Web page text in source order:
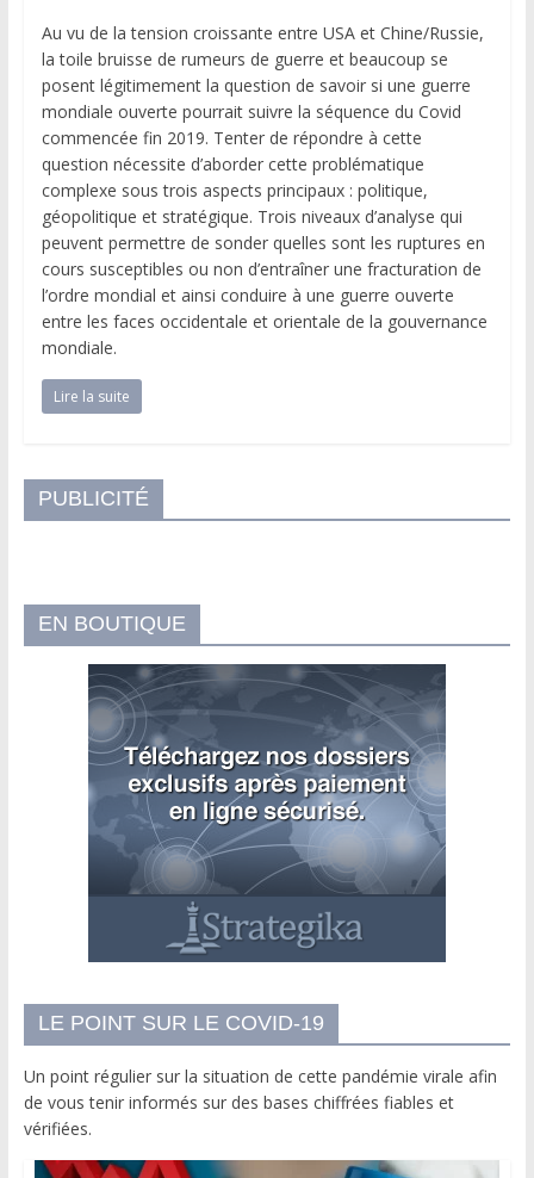
Au vu de la tension croissante entre USA et Chine/Russie,
la toile bruisse de rumeurs de guerre et beaucoup se
posent légitimement la question de savoir si une guerre
mondiale ouverte pourrait suivre la séquence du Covid
commencée fin 2019. Tenter de répondre à cette
question nécessite d’aborder cette problématique
complexe sous trois aspects principaux : politique,
géopolitique et stratégique. Trois niveaux d’analyse qui
peuvent permettre de sonder quelles sont les ruptures en
cours susceptibles ou non d’entraîner une fracturation de
l’ordre mondial et ainsi conduire à une guerre ouverte
entre les faces occidentale et orientale de la gouvernance
mondiale.
Lire la suite
PUBLICITÉ
EN BOUTIQUE
LE POINT SUR LE COVID-19
Un point régulier sur la situation de cette pandémie virale afin
de vous tenir informés sur des bases chiffrées fiables et
vérifiées.